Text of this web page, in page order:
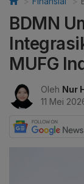
BDMN
MUFG
Oleh Nur
11 Mei